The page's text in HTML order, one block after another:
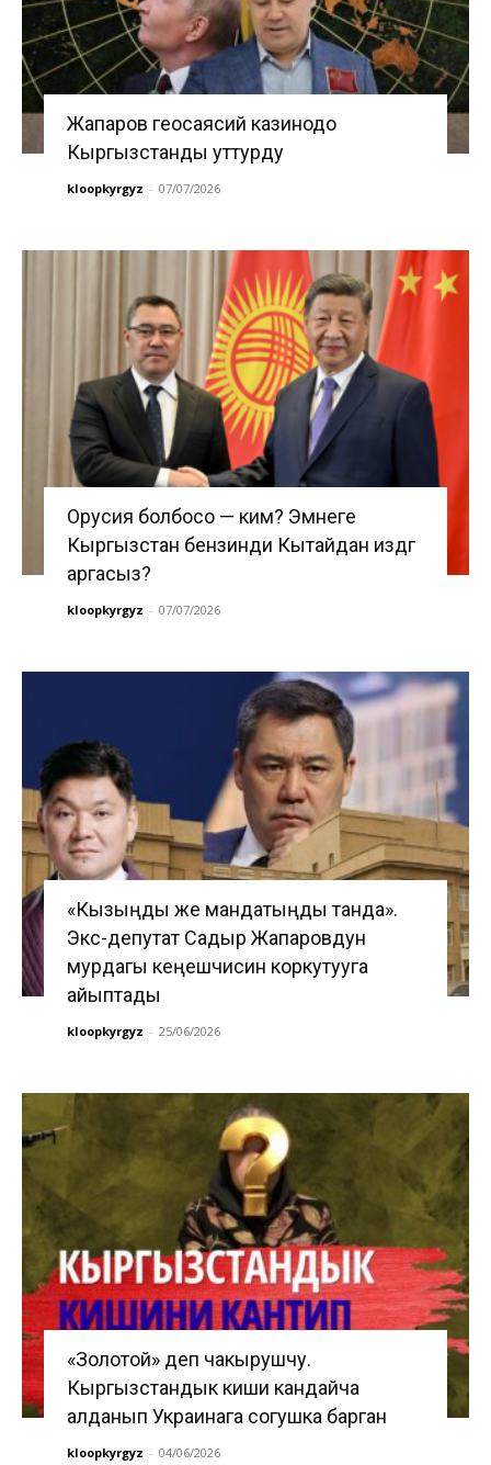
Жапаров геосаясий казинодо
Кыргызстанды уттурду
kloopkyrgyz - 07/07/2026
Орусия болбосо — ким? Эмнеге
Кыргызстан бензинди Кытайдан издөөгө
аргасыз?
kloopkyrgyz - 07/07/2026
«Кызыңды же мандатыңды танда».
Экс-депутат Садыр Жапаровдун
мурдагы кеңешчисин коркутууга
айыптады
kloopkyrgyz - 25/06/2026
«Золотой» деп чакырушчу.
Кыргызстандык киши кандайча
алданып Украинага согушка барган
kloopkyrgyz - 04/06/2026